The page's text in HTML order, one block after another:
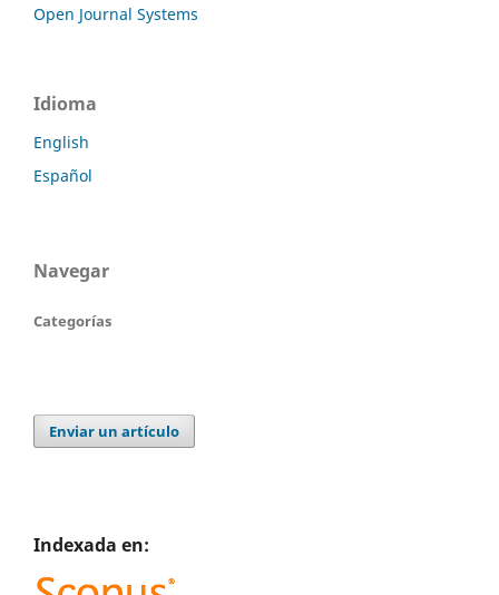
Open Journal Systems
Idioma
English
Español
Navegar
Categorías
Enviar un artículo
Indexada en: